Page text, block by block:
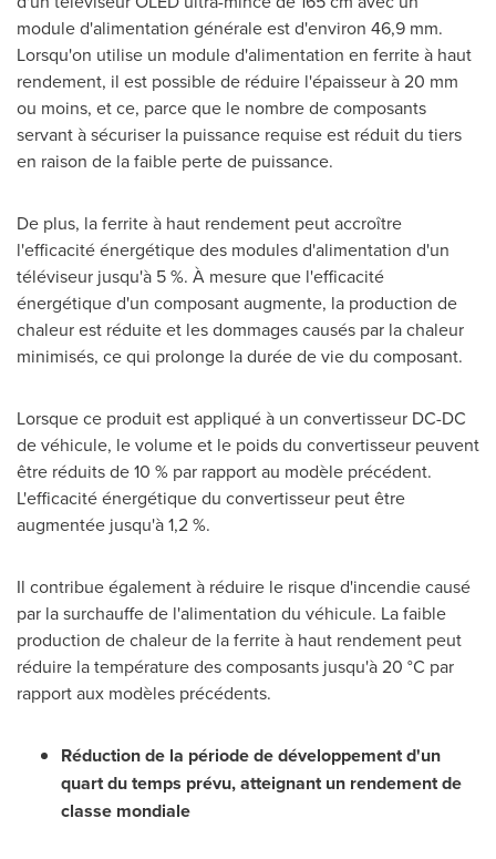
module d'alimentation générale est d'environ 46,9 mm.
Lorsqu'on utilise un module d'alimentation en ferrite à haut
rendement, il est possible de réduire l'épaisseur à 20 mm
ou moins, et ce, parce que le nombre de composants
servant à sécuriser la puissance requise est réduit du tiers
en raison de la faible perte de puissance.
De plus, la ferrite à haut rendement peut accroître
l'efficacité énergétique des modules d'alimentation d'un
téléviseur jusqu'à 5 %. À mesure que l'efficacité
énergétique d'un composant augmente, la production de
chaleur est réduite et les dommages causés par la chaleur
minimisés, ce qui prolonge la durée de vie du composant.
Lorsque ce produit est appliqué à un convertisseur DC-DC
de véhicule, le volume et le poids du convertisseur peuvent
être réduits de 10 % par rapport au modèle précédent.
L'efficacité énergétique du convertisseur peut être
augmentée jusqu'à 1,2 %.
Il contribue également à réduire le risque d'incendie causé
par la surchauffe de l'alimentation du véhicule. La faible
production de chaleur de la ferrite à haut rendement peut
réduire la température des composants jusqu'à 20 °C par
rapport aux modèles précédents.
Réduction de la période de développement d'un
quart du temps prévu, atteignant un rendement de
classe mondiale